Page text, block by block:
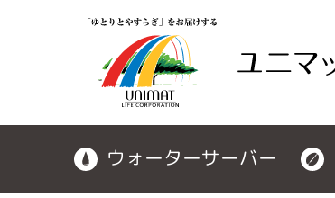
ウォーターサーバー